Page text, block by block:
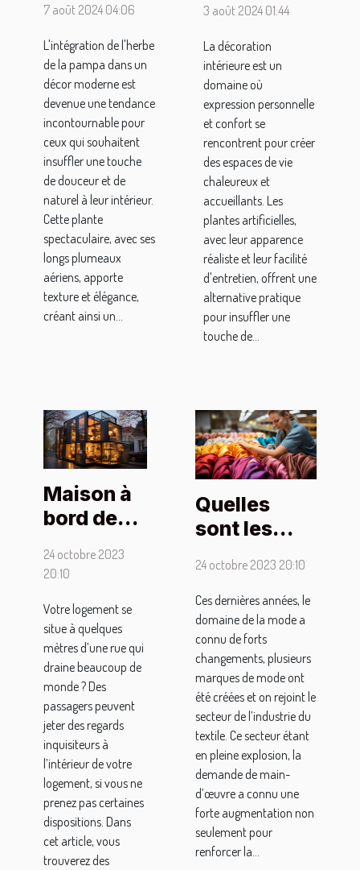
la pampa
dans votre
intérieur
moderne
7 août 2024 04:06
L'intégration de l'herbe
de la pampa dans un
décor moderne est
devenue une tendance
incontournable pour
ceux qui souhaitent
insuffler une touche
de douceur et de
naturel à leur intérieur.
Cette plante
spectaculaire, avec ses
longs plumeaux
aériens, apporte
texture et élégance,
créant ainsi un...
artificielles
dans votre
décoration
intérieure
3 août 2024 01:44
La décoration
intérieure est un
domaine où
expression personnelle
et confort se
rencontrent pour créer
des espaces de vie
chaleureux et
accueillants. Les
plantes artificielles,
avec leur apparence
réaliste et leur facilité
d'entretien, offrent une
alternative pratique
pour insuffler une
touche de...
Maison à
bord de
rue :
comment
protéger
des
regards
extérieurs
?
24 octobre 2023
20:10
Votre logement se
situe à quelques
mètres d’une rue qui
draine beaucoup de
monde ? Des
passagers peuvent
jeter des regards
inquisiteurs à
l’intérieur de votre
logement, si vous ne
prenez pas certaines
dispositions. Dans
cet article, vous
trouverez des
Quelles
sont les
à tenir pour
trouver un
emploi dans
le textile ?
24 octobre 2023 20:10
Ces dernières années, le
domaine de la mode a
connu de forts
changements, plusieurs
marques de mode ont
été créées et on rejoint le
secteur de l’industrie du
textile. Ce secteur étant
en pleine explosion, la
demande de main-
d’œuvre a connu une
forte augmentation non
seulement pour
renforcer la...